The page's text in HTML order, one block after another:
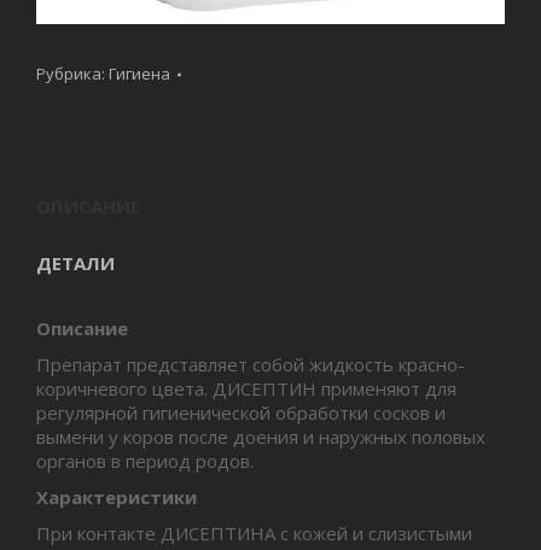
Рубрика: Гигиена
ДЕТАЛИ
Описание
Препарат представляет собой жидкость красно-
коричневого цвета. ДИСЕПТИН применяют для
регулярной гигиенической обработки сосков и
вымени у коров после доения и наружных половых
органов в период родов.
Характеристики
При контакте ДИСЕПТИНА с кожей и слизистыми